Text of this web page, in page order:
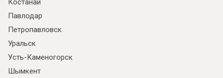
Костанай
Павлодар
Петропавловск
Уральск
Усть-Каменогорск
Шымкент